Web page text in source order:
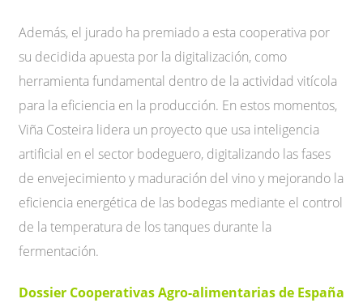
Además, el jurado ha premiado a esta cooperativa por
su decidida apuesta por la digitalización, como
herramienta fundamental dentro de la actividad vitícola
para la eficiencia en la producción. En estos momentos,
Viña Costeira lidera un proyecto que usa inteligencia
artificial en el sector bodeguero, digitalizando las fases
de envejecimiento y maduración del vino y mejorando la
eficiencia energética de las bodegas mediante el control
de la temperatura de los tanques durante la
fermentación.
Dossier Cooperativas Agro-alimentarias de España